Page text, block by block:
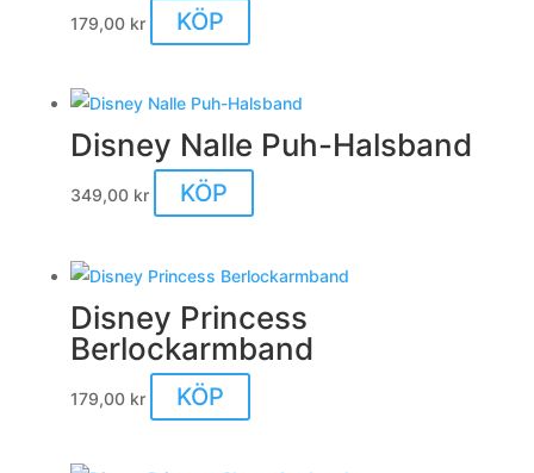
179,00 kr KÖP
Disney Nalle Puh-Halsband
349,00 kr KÖP
Disney Princess
Berlockarmband
179,00 kr KÖP